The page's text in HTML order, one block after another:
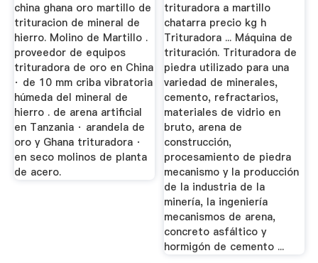
china ghana oro martillo de
trituracion de mineral de
hierro. Molino de Martillo .
proveedor de equipos
trituradora de oro en China
· de 10 mm criba vibratoria
húmeda del mineral de
hierro . de arena artificial
en Tanzania · arandela de
oro y Ghana trituradora ·
en seco molinos de planta
de acero.
trituradora a martillo
chatarra precio kg h
Trituradora ... Máquina de
trituración. Trituradora de
piedra utilizado para una
variedad de minerales,
cemento, refractarios,
materiales de vidrio en
bruto, arena de
construcción,
procesamiento de piedra
mecanismo y la producción
de la industria de la
minería, la ingeniería
mecanismos de arena,
concreto asfáltico y
hormigón de cemento ...